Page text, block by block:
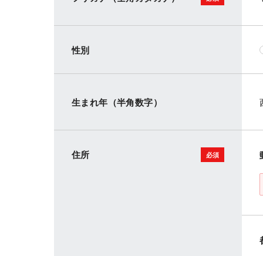
性別
生まれ年（半角数字）
住所